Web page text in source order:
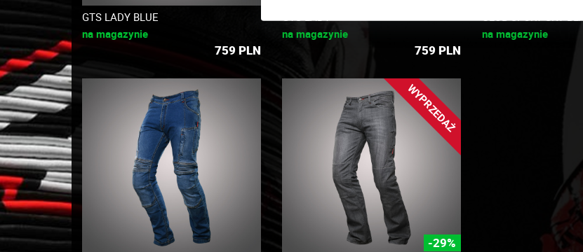
GTS LADY BLUE
na magazynie
759 PLN
GTS LADY
na magazynie
759 PLN
CLUB SPORT SKY
na magazynie
WYPRZEDAŻ
-29%